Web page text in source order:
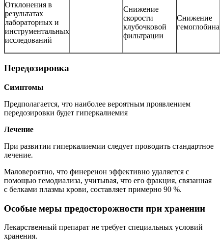
Отклонения в
результатах
лабораторных и
инструментальных
исследований
Снижение
скорости
клубочковой
фильтрации
Снижение
гемоглобина
Передозировка
Симптомы
Предполагается, что наиболее вероятным проявлением
передозировки будет гиперкалиемия
Лечение
При развитии гиперкалиемии следует проводить стандартное
лечение.
Маловероятно, что финеренон эффективно удаляется с
помощью гемодиализа, учитывая, что его фракция, связанная
с белками плазмы крови, составляет примерно 90 %.
Особые меры предосторожности при хранении
Лекарственный препарат не требует специальных условий
хранения.